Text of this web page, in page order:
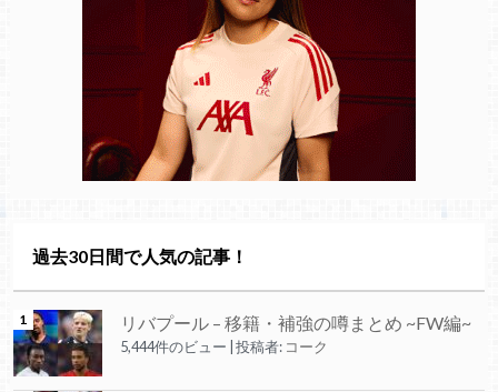
過去30日間で人気の記事！
リバプール – 移籍・補強の噂まとめ ~FW編~
5,444件のビュー 投稿者: コーク